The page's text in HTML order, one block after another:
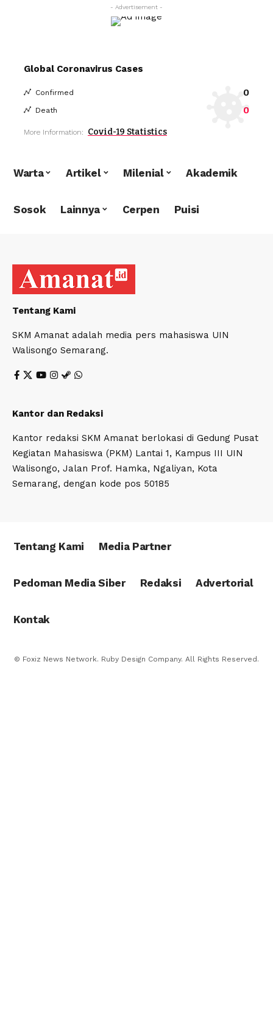
- Advertisement -
Global Coronavirus Cases
Confirmed 0
Death 0
More Information: Covid-19 Statistics
Warta Artikel Milenial Akademik
Sosok Lainnya Cerpen Puisi
Tentang Kami
SKM Amanat adalah media pers mahasiswa UIN
Walisongo Semarang.
Kantor dan Redaksi
Kantor redaksi SKM Amanat berlokasi di Gedung Pusat
Kegiatan Mahasiswa (PKM) Lantai 1, Kampus III UIN
Walisongo, Jalan Prof. Hamka, Ngaliyan, Kota
Semarang, dengan kode pos 50185
Tentang Kami Media Partner
Pedoman Media Siber Redaksi Advertorial
Kontak
© Foxiz News Network. Ruby Design Company. All Rights Reserved.